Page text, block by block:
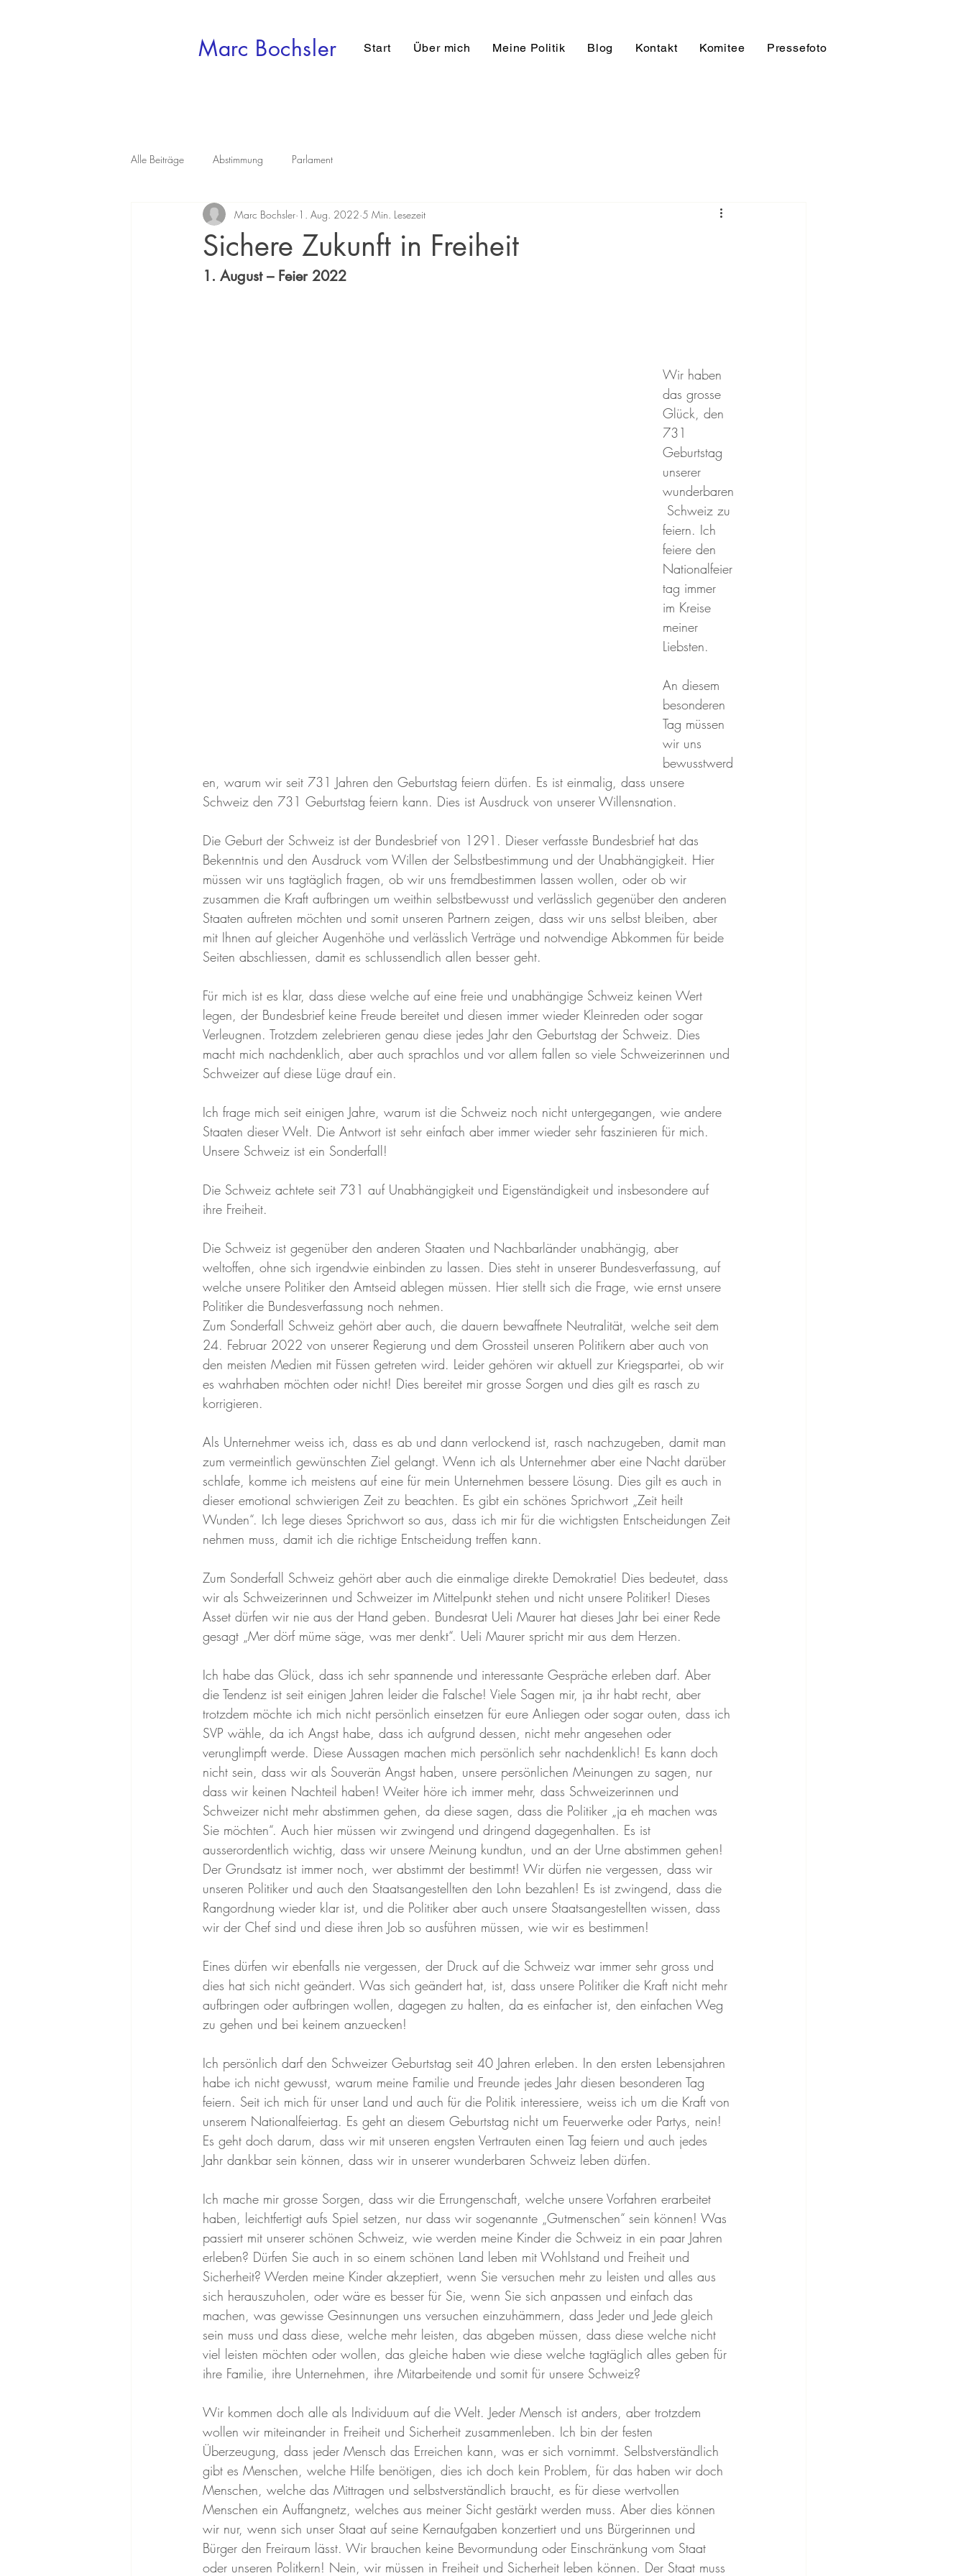
Marc Bochsler Start Über mich Meine Politik Blog Kontakt Komitee Pressefoto
Alle Beiträge Abstimmung Parlament
Sichere Zukunft in Freiheit
Marc Bochsler 1. Aug. 2022 5 Min. Lesezeit
1. August – Feier 2022
Wir haben
das grosse
Glück, den
731
Geburtstag
unserer
wunderbaren
Schweiz zu
feiern. Ich
feiere den
Nationalfeier
tag immer
im Kreise
meiner
Liebsten.
An diesem
besonderen
Tag müssen
wir uns
bewusstwerd
en, warum wir seit 731 Jahren den Geburtstag feiern dürfen. Es ist einmalig, dass unsere
Schweiz den 731 Geburtstag feiern kann. Dies ist Ausdruck von unserer Willensnation.
Die Geburt der Schweiz ist der Bundesbrief von 1291. Dieser verfasste Bundesbrief hat das
Bekenntnis und den Ausdruck vom Willen der Selbstbestimmung und der Unabhängigkeit. Hier
müssen wir uns tagtäglich fragen, ob wir uns fremdbestimmen lassen wollen, oder ob wir
zusammen die Kraft aufbringen um weithin selbstbewusst und verlässlich gegenüber den anderen
Staaten auftreten möchten und somit unseren Partnern zeigen, dass wir uns selbst bleiben, aber
mit Ihnen auf gleicher Augenhöhe und verlässlich Verträge und notwendige Abkommen für beide
Seiten abschliessen, damit es schlussendlich allen besser geht.
Für mich ist es klar, dass diese welche auf eine freie und unabhängige Schweiz keinen Wert
legen, der Bundesbrief keine Freude bereitet und diesen immer wieder Kleinreden oder sogar
Verleugnen. Trotzdem zelebrieren genau diese jedes Jahr den Geburtstag der Schweiz. Dies
macht mich nachdenklich, aber auch sprachlos und vor allem fallen so viele Schweizerinnen und
Schweizer auf diese Lüge drauf ein.
Ich frage mich seit einigen Jahre, warum ist die Schweiz noch nicht untergegangen, wie andere
Staaten dieser Welt. Die Antwort ist sehr einfach aber immer wieder sehr faszinieren für mich.
Unsere Schweiz ist ein Sonderfall!
Die Schweiz achtete seit 731 auf Unabhängigkeit und Eigenständigkeit und insbesondere auf
ihre Freiheit.
Die Schweiz ist gegenüber den anderen Staaten und Nachbarländer unabhängig, aber
weltoffen, ohne sich irgendwie einbinden zu lassen. Dies steht in unserer Bundesverfassung, auf
welche unsere Politiker den Amtseid ablegen müssen. Hier stellt sich die Frage, wie ernst unsere
Politiker die Bundesverfassung noch nehmen.
Zum Sonderfall Schweiz gehört aber auch, die dauern bewaffnete Neutralität, welche seit dem
24. Februar 2022 von unserer Regierung und dem Grossteil unseren Politikern aber auch von
den meisten Medien mit Füssen getreten wird. Leider gehören wir aktuell zur Kriegspartei, ob wir
es wahrhaben möchten oder nicht! Dies bereitet mir grosse Sorgen und dies gilt es rasch zu
korrigieren.
Als Unternehmer weiss ich, dass es ab und dann verlockend ist, rasch nachzugeben, damit man
zum vermeintlich gewünschten Ziel gelangt. Wenn ich als Unternehmer aber eine Nacht darüber
schlafe, komme ich meistens auf eine für mein Unternehmen bessere Lösung. Dies gilt es auch in
dieser emotional schwierigen Zeit zu beachten. Es gibt ein schönes Sprichwort „Zeit heilt
Wunden“. Ich lege dieses Sprichwort so aus, dass ich mir für die wichtigsten Entscheidungen Zeit
nehmen muss, damit ich die richtige Entscheidung treffen kann.
Zum Sonderfall Schweiz gehört aber auch die einmalige direkte Demokratie! Dies bedeutet, dass
wir als Schweizerinnen und Schweizer im Mittelpunkt stehen und nicht unsere Politiker! Dieses
Asset dürfen wir nie aus der Hand geben. Bundesrat Ueli Maurer hat dieses Jahr bei einer Rede
gesagt „Mer dörf müme säge, was mer denkt“. Ueli Maurer spricht mir aus dem Herzen.
Ich habe das Glück, dass ich sehr spannende und interessante Gespräche erleben darf. Aber
die Tendenz ist seit einigen Jahren leider die Falsche! Viele Sagen mir, ja ihr habt recht, aber
trotzdem möchte ich mich nicht persönlich einsetzen für eure Anliegen oder sogar outen, dass ich
SVP wähle, da ich Angst habe, dass ich aufgrund dessen, nicht mehr angesehen oder
verunglimpft werde. Diese Aussagen machen mich persönlich sehr nachdenklich! Es kann doch
nicht sein, dass wir als Souverän Angst haben, unsere persönlichen Meinungen zu sagen, nur
dass wir keinen Nachteil haben! Weiter höre ich immer mehr, dass Schweizerinnen und
Schweizer nicht mehr abstimmen gehen, da diese sagen, dass die Politiker „ja eh machen was
Sie möchten“. Auch hier müssen wir zwingend und dringend dagegenhalten. Es ist
ausserordentlich wichtig, dass wir unsere Meinung kundtun, und an der Urne abstimmen gehen!
Der Grundsatz ist immer noch, wer abstimmt der bestimmt! Wir dürfen nie vergessen, dass wir
unseren Politiker und auch den Staatsangestellten den Lohn bezahlen! Es ist zwingend, dass die
Rangordnung wieder klar ist, und die Politiker aber auch unsere Staatsangestellten wissen, dass
wir der Chef sind und diese ihren Job so ausführen müssen, wie wir es bestimmen!
Eines dürfen wir ebenfalls nie vergessen, der Druck auf die Schweiz war immer sehr gross und
dies hat sich nicht geändert. Was sich geändert hat, ist, dass unsere Politiker die Kraft nicht mehr
aufbringen oder aufbringen wollen, dagegen zu halten, da es einfacher ist, den einfachen Weg
zu gehen und bei keinem anzuecken!
Ich persönlich darf den Schweizer Geburtstag seit 40 Jahren erleben. In den ersten Lebensjahren
habe ich nicht gewusst, warum meine Familie und Freunde jedes Jahr diesen besonderen Tag
feiern. Seit ich mich für unser Land und auch für die Politik interessiere, weiss ich um die Kraft von
unserem Nationalfeiertag. Es geht an diesem Geburtstag nicht um Feuerwerke oder Partys, nein!
Es geht doch darum, dass wir mit unseren engsten Vertrauten einen Tag feiern und auch jedes
Jahr dankbar sein können, dass wir in unserer wunderbaren Schweiz leben dürfen.
Ich mache mir grosse Sorgen, dass wir die Errungenschaft, welche unsere Vorfahren erarbeitet
haben, leichtfertigt aufs Spiel setzen, nur dass wir sogenannte „Gutmenschen“ sein können! Was
passiert mit unserer schönen Schweiz, wie werden meine Kinder die Schweiz in ein paar Jahren
erleben? Dürfen Sie auch in so einem schönen Land leben mit Wohlstand und Freiheit und
Sicherheit? Werden meine Kinder akzeptiert, wenn Sie versuchen mehr zu leisten und alles aus
sich herauszuholen, oder wäre es besser für Sie, wenn Sie sich anpassen und einfach das
machen, was gewisse Gesinnungen uns versuchen einzuhämmern, dass Jeder und Jede gleich
sein muss und dass diese, welche mehr leisten, das abgeben müssen, dass diese welche nicht
viel leisten möchten oder wollen, das gleiche haben wie diese welche tagtäglich alles geben für
ihre Familie, ihre Unternehmen, ihre Mitarbeitende und somit für unsere Schweiz?
Wir kommen doch alle als Individuum auf die Welt. Jeder Mensch ist anders, aber trotzdem
wollen wir miteinander in Freiheit und Sicherheit zusammenleben. Ich bin der festen
Überzeugung, dass jeder Mensch das Erreichen kann, was er sich vornimmt. Selbstverständlich
gibt es Menschen, welche Hilfe benötigen, dies ich doch kein Problem, für das haben wir doch
Menschen, welche das Mittragen und selbstverständlich braucht, es für diese wertvollen
Menschen ein Auffangnetz, welches aus meiner Sicht gestärkt werden muss. Aber dies können
wir nur, wenn sich unser Staat auf seine Kernaufgaben konzertiert und uns Bürgerinnen und
Bürger den Freiraum lässt. Wir brauchen keine Bevormundung oder Einschränkung vom Staat
oder unseren Politkern! Nein, wir müssen in Freiheit und Sicherheit leben können. Der Staat muss